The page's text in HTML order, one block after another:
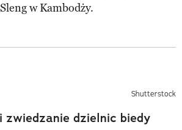
w Kambodży.
Shutterstock
zwiedzanie dzielnic biedy